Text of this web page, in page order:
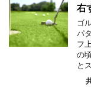
右
ゴ
パ
フ
の
と